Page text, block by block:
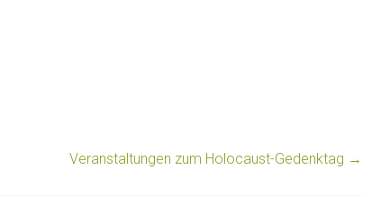
Veranstaltungen zum Holocaust-Gedenktag →